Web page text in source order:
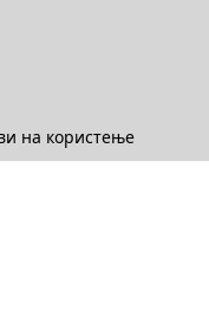
на користење